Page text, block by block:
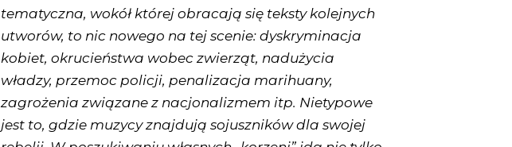
tematyczna, wokół której obracają się teksty kolejnych
utworów, to nic nowego na tej scenie: dyskryminacja
kobiet, okrucieństwa wobec zwierząt, nadużycia
władzy, przemoc policji, penalizacja marihuany,
zagrożenia związane z nacjonalizmem itp. Nietypowe
jest to, gdzie muzycy znajdują sojuszników dla swojej